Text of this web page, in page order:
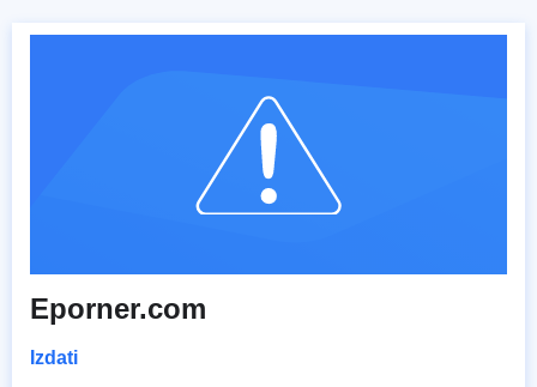
Eporner.com
Izdati